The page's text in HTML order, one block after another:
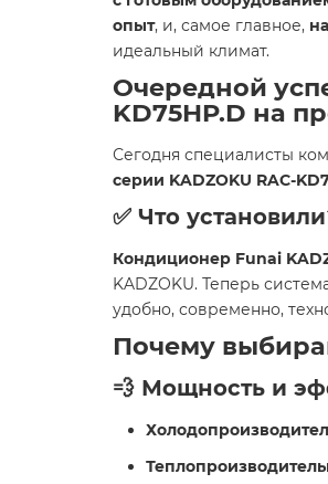
опыт, и, самое главное,
идеальный климат.
Очередной
KD75HP.D на
Сегодня специалисты
серии KADZOKU RAC-
✅ Что
Кондиционер Funai
KADZOKU. Теперь
удобно, современно,
Почему
💨 Мощность и